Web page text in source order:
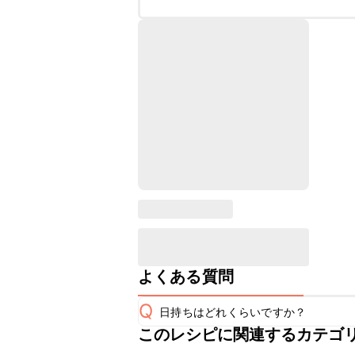
よくある質問
Q 日持ちはどれくらいですか？
こちらのレシピは出来たてをお召し
このレシピに関連するカテゴ